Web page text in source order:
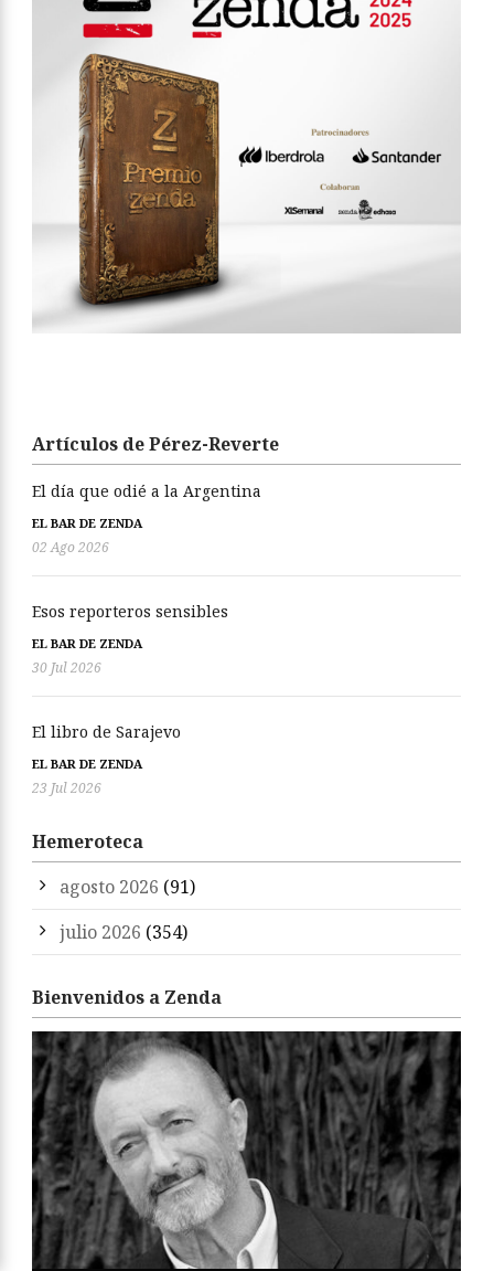
Artículos de Pérez-Reverte
El día que odié a la Argentina
EL BAR DE ZENDA
02 Ago 2026
Esos reporteros sensibles
EL BAR DE ZENDA
30 Jul 2026
El libro de Sarajevo
EL BAR DE ZENDA
23 Jul 2026
Hemeroteca
agosto 2026 (91)
julio 2026 (354)
Bienvenidos a Zenda